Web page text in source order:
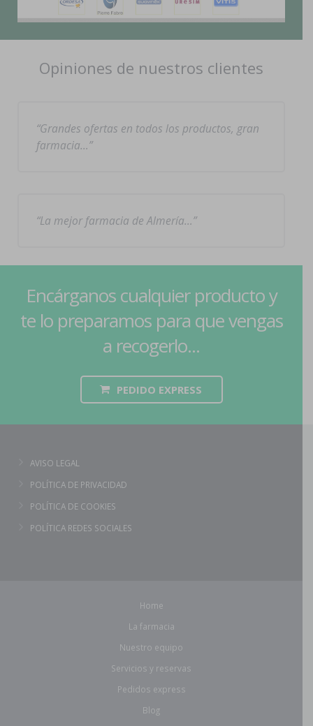
Opiniones de nuestros clientes
Grandes ofertas en todos los productos, gran
farmacia…
La mejor farmacia de Almería…
Encárganos cualquier producto y
te lo preparamos para que vengas
a recogerlo...
PEDIDO EXPRESS
AVISO LEGAL
POLÍTICA DE PRIVACIDAD
POLÍTICA DE COOKIES
POLÍTICA REDES SOCIALES
Home
La farmacia
Nuestro equipo
Servicios y reservas
Pedidos express
Blog